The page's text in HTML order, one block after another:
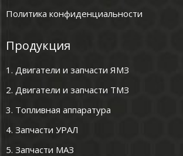
Политика конфиденциальности
Продукция
1. Двигатели и запчасти ЯМЗ
2. Двигатели и запчасти ТМЗ
3. Топливная аппаратура
4. Запчасти УРАЛ
5. Запчасти МАЗ